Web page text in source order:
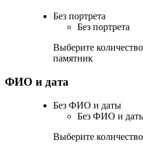
Без портрета
Без портрета
Выберите
памятник
ФИО и дата
Без ФИО и даты
Без ФИО и
Выберите